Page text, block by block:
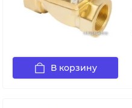
В корзину